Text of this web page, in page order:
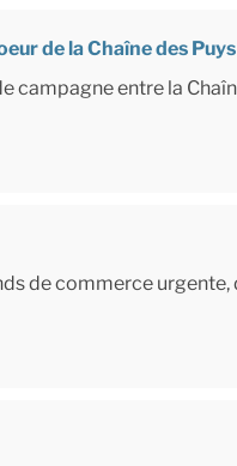
de la Chaîne des Puys
campagne entre la
de commerce